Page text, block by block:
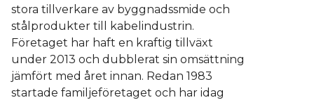
stora tillverkare av byggnadssmide och
stålprodukter till kabelindustrin.
Företaget har haft en kraftig tillväxt
under 2013 och dubblerat sin omsättning
jämfört med året innan. Redan 1983
startade familjeföretaget och har idag